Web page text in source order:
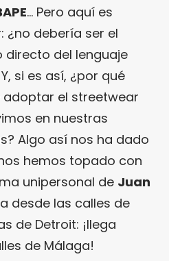
… Pero aquí es
¿no debería ser el
directo del lenguaje
si es así, ¿por qué
el streetwear
en nuestras
Algo así nos ha dado
hemos topado con
unipersonal de Juan
desde las calles de
de Detroit: ¡llega
de Málaga!